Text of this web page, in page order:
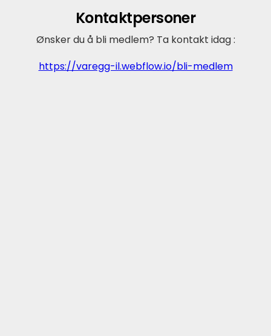
Kontaktpersoner
Ønsker du å bli medlem? Ta kontakt idag :
https://varegg-il.webflow.io/bli-medlem